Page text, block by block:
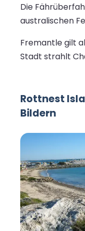
Die
australischen
Fremantle gilt
Stadt strahlt
Rottnest
Bildern